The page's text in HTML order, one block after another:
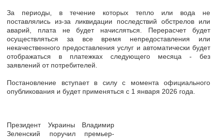
За периоды, в течение которых тепло или вода не
поставлялись из-за ликвидации последствий обстрелов или
аварий, плата не будет начисляться. Перерасчет будет
осуществляться за все время непредоставления или
некачественного предоставления услуг и автоматически будет
отображаться в платежках следующего месяца - без
заявлений от потребителей.
Постановление вступает в силу с момента официального
опубликования и будет применяться с 1 января 2026 года.
Президент Украины Владимир
Зеленский поручил премьер-